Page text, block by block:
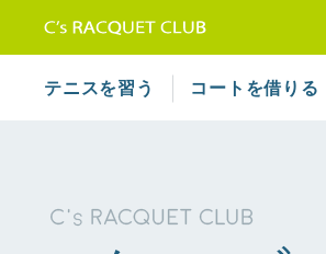
テニスを習う コートを借りる